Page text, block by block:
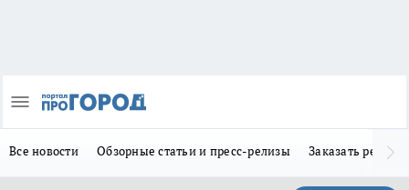
Все новости Обзорные статьи и пресс-релизы Заказать